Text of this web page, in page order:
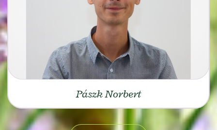
Pászk Norbert